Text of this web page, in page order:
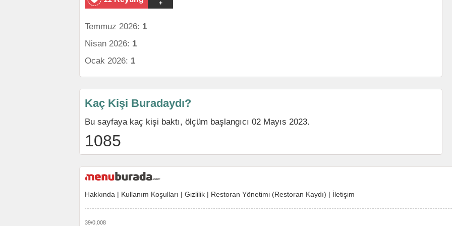
+
Temmuz 2026: 1
Nisan 2026: 1
Ocak 2026: 1
Kaç Kişi Buradaydı?
Bu sayfaya kaç kişi baktı, ölçüm başlangıcı 02 Mayıs 2023.
1085
Hakkında | Kullanım Koşulları | Gizlilik | Restoran Yönetimi (Restoran Kaydı) | İletişim
39/0,008